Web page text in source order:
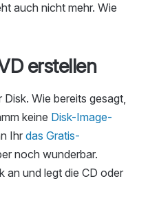
auch nicht mehr. Wie
erstellen
Wie bereits gesagt,
keine Disk-Image-
Ihr das Gratis-
noch wunderbar.
an und legt die CD oder